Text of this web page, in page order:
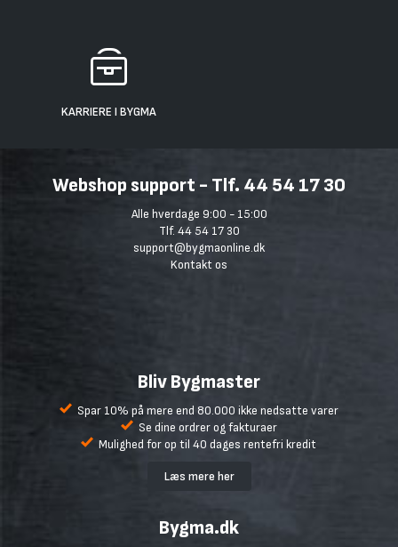
KARRIERE I BYGMA
Webshop support - Tlf. 44 54 17 30
Alle hverdage 9:00 - 15:00
Tlf. 44 54 17 30
support@bygmaonline.dk
Kontakt os
Bliv Bygmaster
Spar 10% på mere end 80.000 ikke nedsatte varer
Se dine ordrer og fakturaer
Mulighed for op til 40 dages rentefri kredit
Læs mere her
Bygma.dk